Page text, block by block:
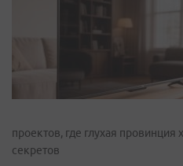
проектов, где глухая
секретов